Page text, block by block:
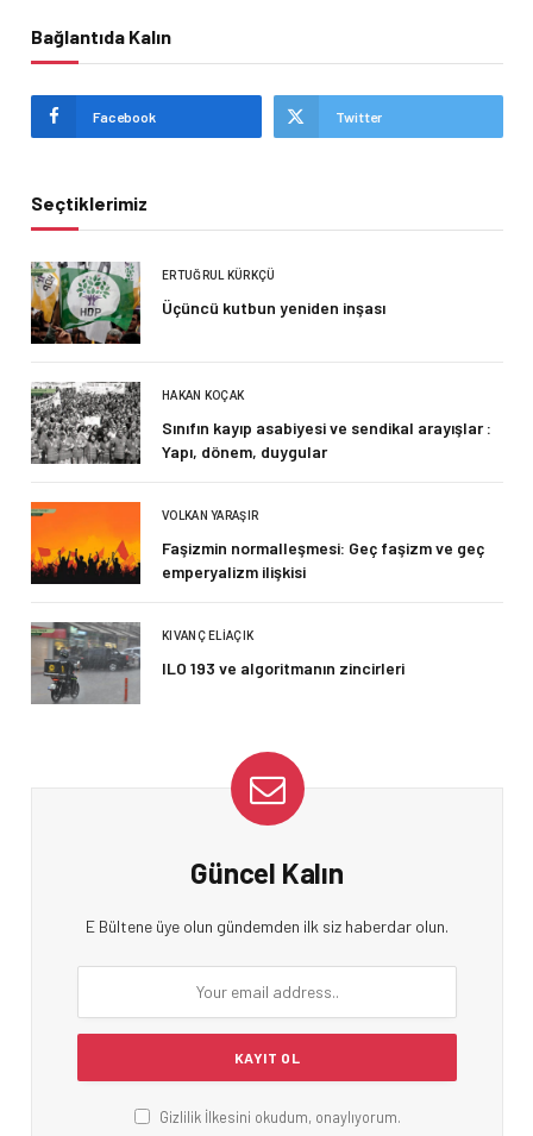
Bağlantıda Kalın
Facebook Twitter
Seçtiklerimiz
ERTUĞRUL KÜRKÇÜ
Üçüncü kutbun yeniden inşası
HAKAN KOÇAK
Sınıfın kayıp asabiyesi ve sendikal arayışlar :
Yapı, dönem, duygular
VOLKAN YARAŞIR
Faşizmin normalleşmesi: Geç faşizm ve geç
emperyalizm ilişkisi
KIVANÇ ELIAÇIK
ILO 193 ve algoritmanın zincirleri
Güncel Kalın
E Bültene üye olun gündemden ilk siz haberdar olun.
Gizlilik İlkesini okudum, onaylıyorum.